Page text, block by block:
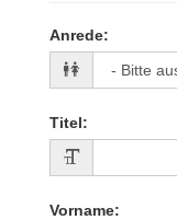
Anrede:
Titel:
Vorname: